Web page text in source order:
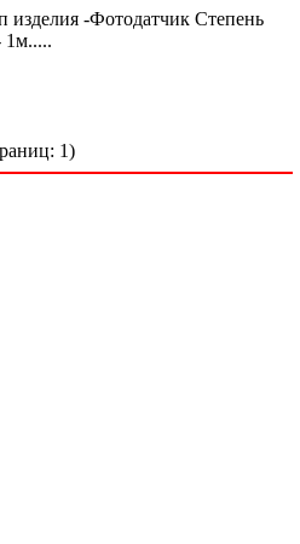
-Фотодатчик Степень
1м.....
1)